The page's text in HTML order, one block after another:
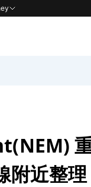
附近整理